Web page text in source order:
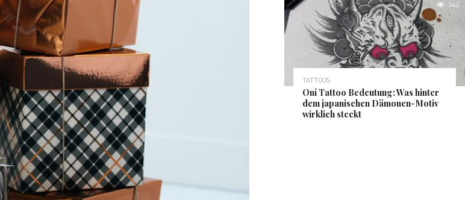
143
TATTOOS
Oni Tattoo Bedeutung: Was hinter
dem japanischen Dämonen-Motiv
wirklich steckt